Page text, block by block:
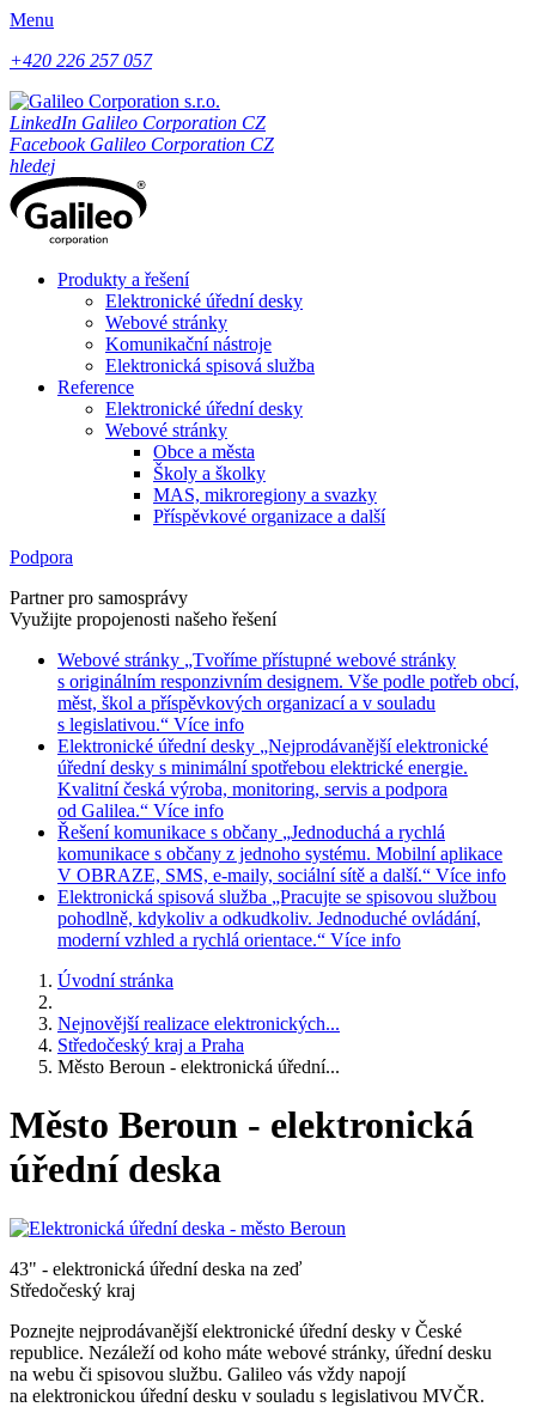
Menu
+420 226 257 057
LinkedIn Galileo Corporation CZ
Facebook Galileo Corporation CZ
hledej
Produkty a řešení
Elektronické úřední desky
Webové stránky
Komunikační nástroje
Elektronická spisová služba
Reference
Elektronické úřední desky
Webové stránky
Obce a města
Školy a školky
MAS, mikroregiony a svazky
Příspěvkové organizace a další
Podpora
Partner pro samosprávy
Využijte propojenosti našeho řešení
Webové stránky „Tvoříme přístupné webové stránky
s originálním responzivním designem. Vše podle potřeb obcí,
měst, škol a příspěvkových organizací a v souladu
s legislativou.“ Více info
Elektronické úřední desky „Nejprodávanější elektronické
úřední desky s minimální spotřebou elektrické energie.
Kvalitní česká výroba, monitoring, servis a podpora
od Galilea.“ Více info
Řešení komunikace s občany „Jednoduchá a rychlá
komunikace s občany z jednoho systému. Mobilní aplikace
V OBRAZE, SMS, e-maily, sociální sítě a další.“ Více info
Elektronická spisová služba „Pracujte se spisovou službou
pohodlně, kdykoliv a odkudkoliv. Jednoduché ovládání,
moderní vzhled a rychlá orientace.“ Více info
Úvodní stránka
Nejnovější realizace elektronických...
Středočeský kraj a Praha
Město Beroun - elektronická úřední...
Město Beroun - elektronická
úřední deska
43" - elektronická úřední deska na zeď
Středočeský kraj
Poznejte nejprodávanější elektronické úřední desky v České
republice. Nezáleží od koho máte webové stránky, úřední desku
na webu či spisovou službu. Galileo vás vždy napojí
na elektronickou úřední desku v souladu s legislativou MVČR.